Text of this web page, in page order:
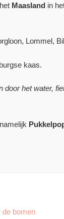
Maasland in
Lommel,
kaas.
door het water,